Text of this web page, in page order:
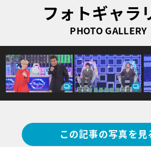
フォトギャラ
PHOTO GALLERY
この記事の写真を見